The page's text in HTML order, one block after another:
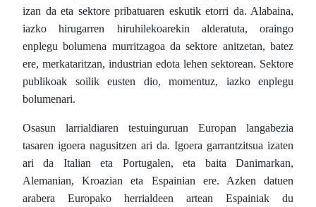
izan da eta sektore pribatuaren eskutik etorri da. Alabaina,
iazko hirugarren hiruhilekoarekin alderatuta, oraingo
enplegu bolumena murritzagoa da sektore anitzetan, batez
ere, merkataritzan, industrian edota lehen sektorean. Sektore
publikoak soilik eusten dio, momentuz, iazko enplegu
bolumenari.
Osasun larrialdiaren testuinguruan Europan langabezia
tasaren igoera nagusitzen ari da. Igoera garrantzitsua izaten
ari da Italian eta Portugalen, eta baita Danimarkan,
Alemanian, Kroazian eta Espainian ere. Azken datuen
arabera Europako herrialdeen artean Espainiak du